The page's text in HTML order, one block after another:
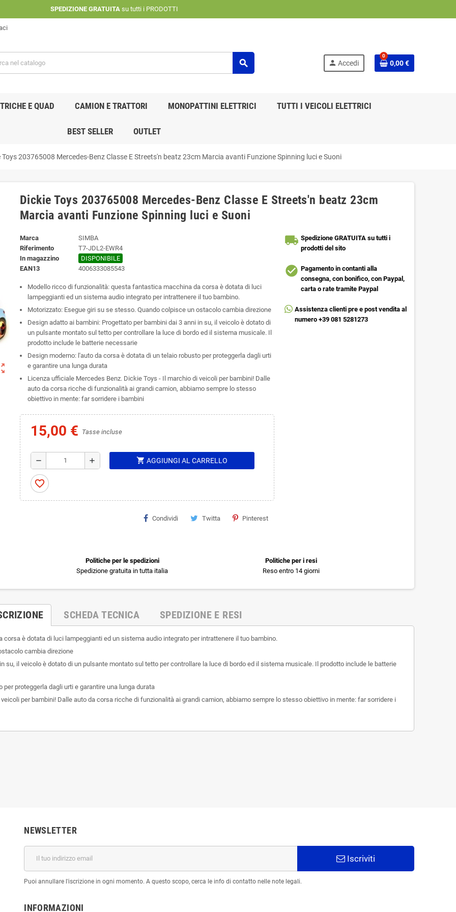
SPEDIZIONE GRATUITAsu tutti i PRODOTTI
search person Accedi
0
0,00 €
E QUAD CAMION E TRATTORI MONOPATTINI ELETTRICI TUTTI I VEICOLI ELETTRICI
BEST SELLER OUTLET
Toys 203765008 Mercedes-Benz Classe E Streets'n beatz 23cm Marcia avanti Funzione Spinning luci e Suoni
Dickie Toys 203765008 Mercedes-Benz Classe E Streets'n beatz 23cm
Marcia avanti Funzione Spinning luci e Suoni
Marca
SIMBA
Riferimento
T7-JDL2-EWR4
In magazzino
DISPONIBILE
EAN13
4006333085543
Modello ricco di funzionalità: questa fantastica macchina da corsa è dotata di luci
lampeggianti ed un sistema audio integrato per intrattenere il tuo bambino.
Motorizzato: Esegue giri su se stesso. Quando colpisce un ostacolo cambia direzione
Design adatto ai bambini: Progettato per bambini dai 3 anni in su, il veicolo è dotato di
un pulsante montato sul tetto per controllare la luce di bordo ed il sistema musicale. Il
prodotto include le batterie necessarie
Design moderno: l'auto da corsa è dotata di un telaio robusto per proteggerla dagli urti
e garantire una lunga durata
Licenza ufficiale Mercedes Benz. Dickie Toys - Il marchio di veicoli per bambini! Dalle
auto da corsa ricche di funzionalità ai grandi camion, abbiamo sempre lo stesso
obiettivo in mente: far sorridere i bambini
15,00 € Tasse incluse
remove add shopping_cart AGGIUNGI AL CARRELLO
favorite_border
Condividi Twitta Pinterest
local_shipping Spedizione GRATUITA su tutti i
prodotti del sito
check_circle Pagamento in contanti alla
consegna, con bonifico, con Paypal,
carta o rate tramite Paypal
Assistenza clienti pre e post vendita al
numero +39 081 5281273
Politiche per le spedizioni
Spedizione gratuita in tutta italia
Politiche per i resi
Reso entro 14 giorni
SCHEDA TECNICA SPEDIZIONE E RESI
è dotata di luci lampeggianti ed un sistema audio integrato per intrattenere il tuo bambino.
cambia direzione
su, il veicolo è dotato di un pulsante montato sul tetto per controllare la luce di bordo ed il sistema musicale. Il prodotto include le batterie
proteggerla dagli urti e garantire una lunga durata
per bambini! Dalle auto da corsa ricche di funzionalità ai grandi camion, abbiamo sempre lo stesso obiettivo in mente: far sorridere i
NEWSLETTER
Iscriviti
Puoi annullare l'iscrizione in ogni momento. A questo scopo, cerca le info di contatto nelle note legali.
INFORMAZIONI